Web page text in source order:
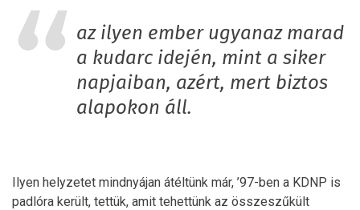
az ilyen ember ugyanaz marad
a kudarc idején, mint a siker
napjaiban, azért, mert biztos
alapokon áll.
Ilyen helyzetet mindnyájan átéltünk már, ’97-ben a KDNP is
padlóra került, tettük, amit tehettünk az összeszűkült